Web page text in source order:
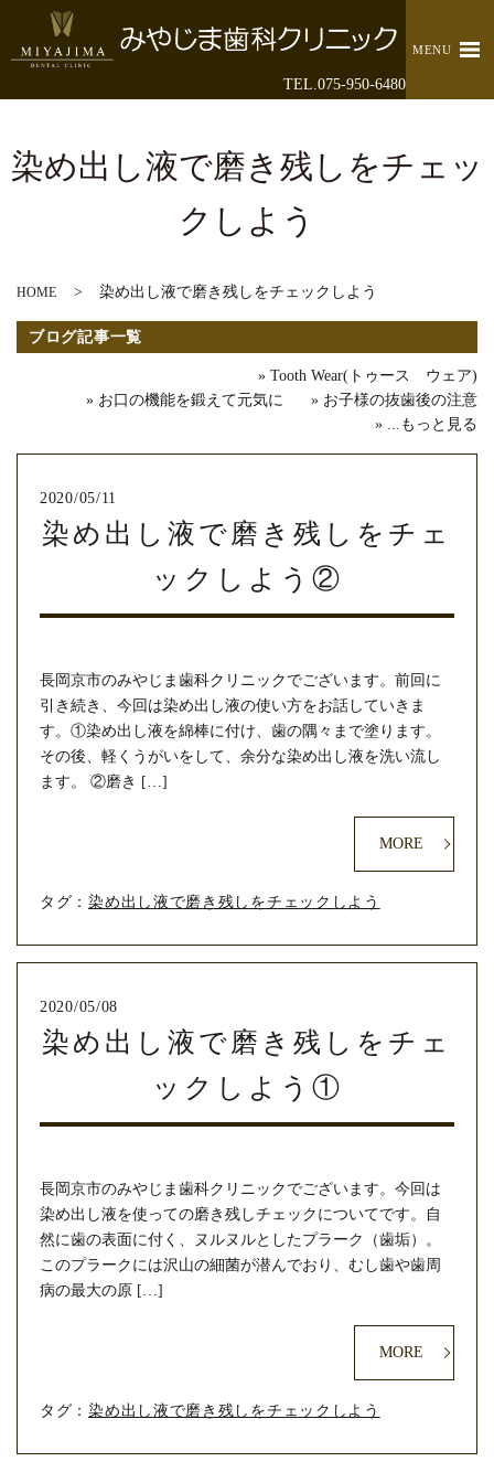
TEL.075-950-6480
MENU
染め出し液で磨き残しをチェッ
クしよう
HOME 染め出し液で磨き残しをチェックしよう
ブログ記事一覧
Tooth Wear(トゥース ウェア)
お口の機能を鍛えて元気に
お子様の抜歯後の注意
...もっと見る
2020/05/11
染め出し液で磨き残しをチェ
ックしよう②
長岡京市のみやじま歯科クリニックでございます。前回に
引き続き、今回は染め出し液の使い方をお話していきま
す。①染め出し液を綿棒に付け、歯の隅々まで塗ります。
その後、軽くうがいをして、余分な染め出し液を洗い流し
ます。 ②磨き […]
MORE
タグ：染め出し液で磨き残しをチェックしよう
2020/05/08
染め出し液で磨き残しをチェ
ックしよう①
長岡京市のみやじま歯科クリニックでございます。今回は
染め出し液を使っての磨き残しチェックについてです。自
然に歯の表面に付く、ヌルヌルとしたプラーク（歯垢）。
このプラークには沢山の細菌が潜んでおり、むし歯や歯周
病の最大の原 […]
MORE
タグ：染め出し液で磨き残しをチェックしよう